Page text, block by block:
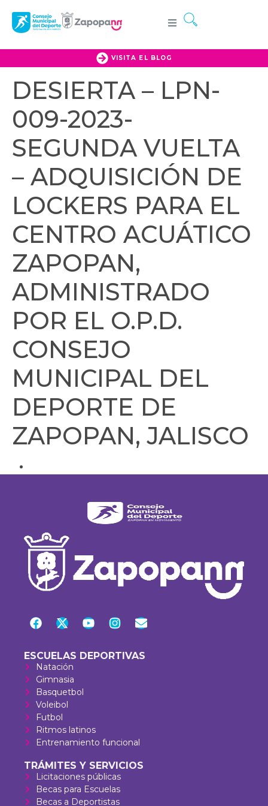
VISITA EL BLOG
DESIERTA – LPN-
009-2023-
SEGUNDA VUELTA
– ADQUISICIÓN DE
LOCKERS PARA EL
CENTRO ACUÁTICO
ZAPOPAN,
ADMINISTRADO
POR EL O.P.D.
CONSEJO
MUNICIPAL DEL
DEPORTE DE
ZAPOPAN, JALISCO
ESCUELAS DEPORTIVAS
Natación
Gimnasia
Basquetbol
Voleibol
Futbol
Ritmos latinos
Entrenamiento funcional
TRÁMITES Y SERVICIOS
Licitaciones públicas
Becas para Escuelas
Becas a Deportistas